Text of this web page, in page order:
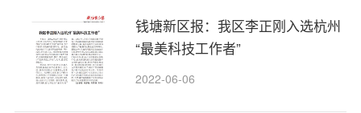
钱塘新区报：我区李正刚入选杭州
“最美科技工作者”
2022-06-06